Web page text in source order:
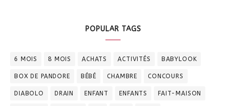
POPULAR TAGS
6 MOIS 8 MOIS ACHATS ACTIVITÉS BABYLOOK
BOX DE PANDORE BÉBÉ CHAMBRE CONCOURS
DIABOLO DRAIN ENFANT ENFANTS FAIT-MAISON